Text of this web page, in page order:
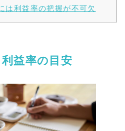
は利益率の把握が不可欠
益率の目安